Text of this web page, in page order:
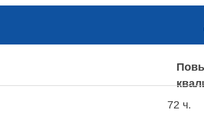
72 ч.